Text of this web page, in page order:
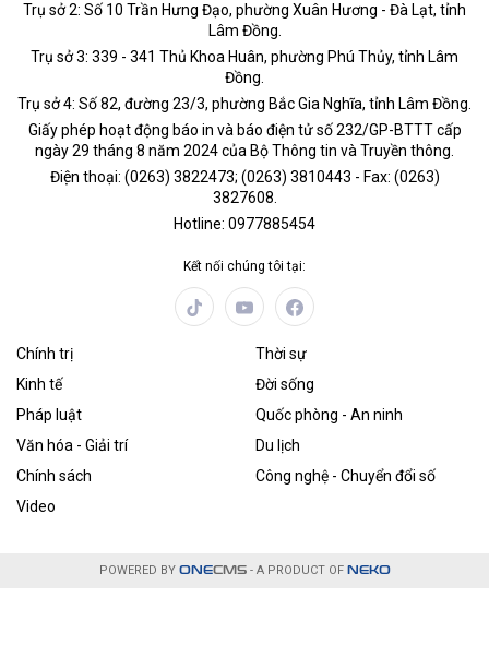
Trụ sở 2: Số 10 Trần Hưng Đạo, phường Xuân Hương - Đà Lạt, tỉnh
Lâm Đồng.
Trụ sở 3: 339 - 341 Thủ Khoa Huân, phường Phú Thủy, tỉnh Lâm
Đồng.
Trụ sở 4: Số 82, đường 23/3, phường Bắc Gia Nghĩa, tỉnh Lâm Đồng.
Giấy phép hoạt động báo in và báo điện tử số 232/GP-BTTT cấp
ngày 29 tháng 8 năm 2024 của Bộ Thông tin và Truyền thông.
Điện thoại: (0263) 3822473; (0263) 3810443 - Fax: (0263)
3827608.
Hotline: 0977885454
Kết nối chúng tôi tại:
Chính trị
Thời sự
Kinh tế
Đời sống
Pháp luật
Quốc phòng - An ninh
Văn hóa - Giải trí
Du lịch
Chính sách
Công nghệ - Chuyển đổi số
Video
POWERED BY ONECMS- A PRODUCT OF NEKO